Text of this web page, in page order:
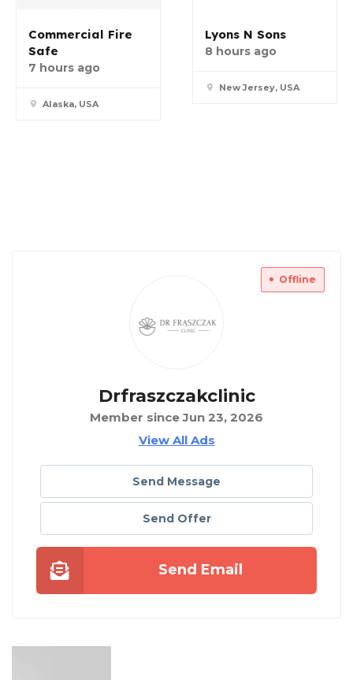
Commercial Fire
Safe
7 hours ago
Alaska, USA
Lyons N Sons
8 hours ago
New Jersey, USA
Offline
Drfraszczakclinic
Member since Jun 23, 2026
View All Ads
Send Message
Send Offer
Send Email